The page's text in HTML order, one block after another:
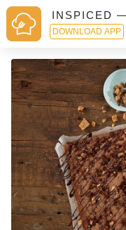
INSPICED
DOWNLOAD APP